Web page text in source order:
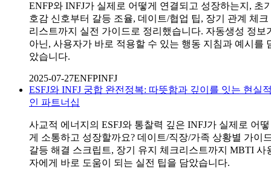
ENFP와 INFJ가 실제로 어떻게 연결되고 성장하는지, 초
호감 신호부터 갈등 조율, 데이트/협업 팁, 장기 관계 체크
리스트까지 실전 가이드로 정리했습니다. 자동생성 정보
아닌, 사용자가 바로 적용할 수 있는 행동 지침과 예시를
았습니다.
2025-07-27ENFPINFJ
ESFJ와 INFJ 궁합 완전정복: 따뜻함과 깊이를 잇는 현실
인 파트너십
사교적 에너지의 ESFJ와 통찰력 깊은 INFJ가 실제로 어떻
게 소통하고 성장할까요? 데이트/직장/가족 상황별 가이
갈등 해결 스크립트, 장기 유지 체크리스트까지 MBTI 사
자에게 바로 도움이 되는 실전 팁을 담았습니다.